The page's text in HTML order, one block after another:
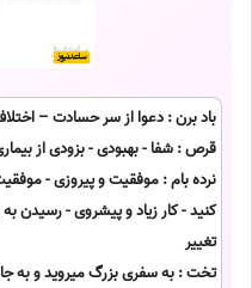
باد برن : دعوا از سر حسادت –
قرص : شفا - بهبودی - بزودی از
نرده بام : موفقیت و پیروزی -
کنید - کار زیاد و پیشروی - رسیدن
تغییر
تخت : به سفری بزرگ میروید و به